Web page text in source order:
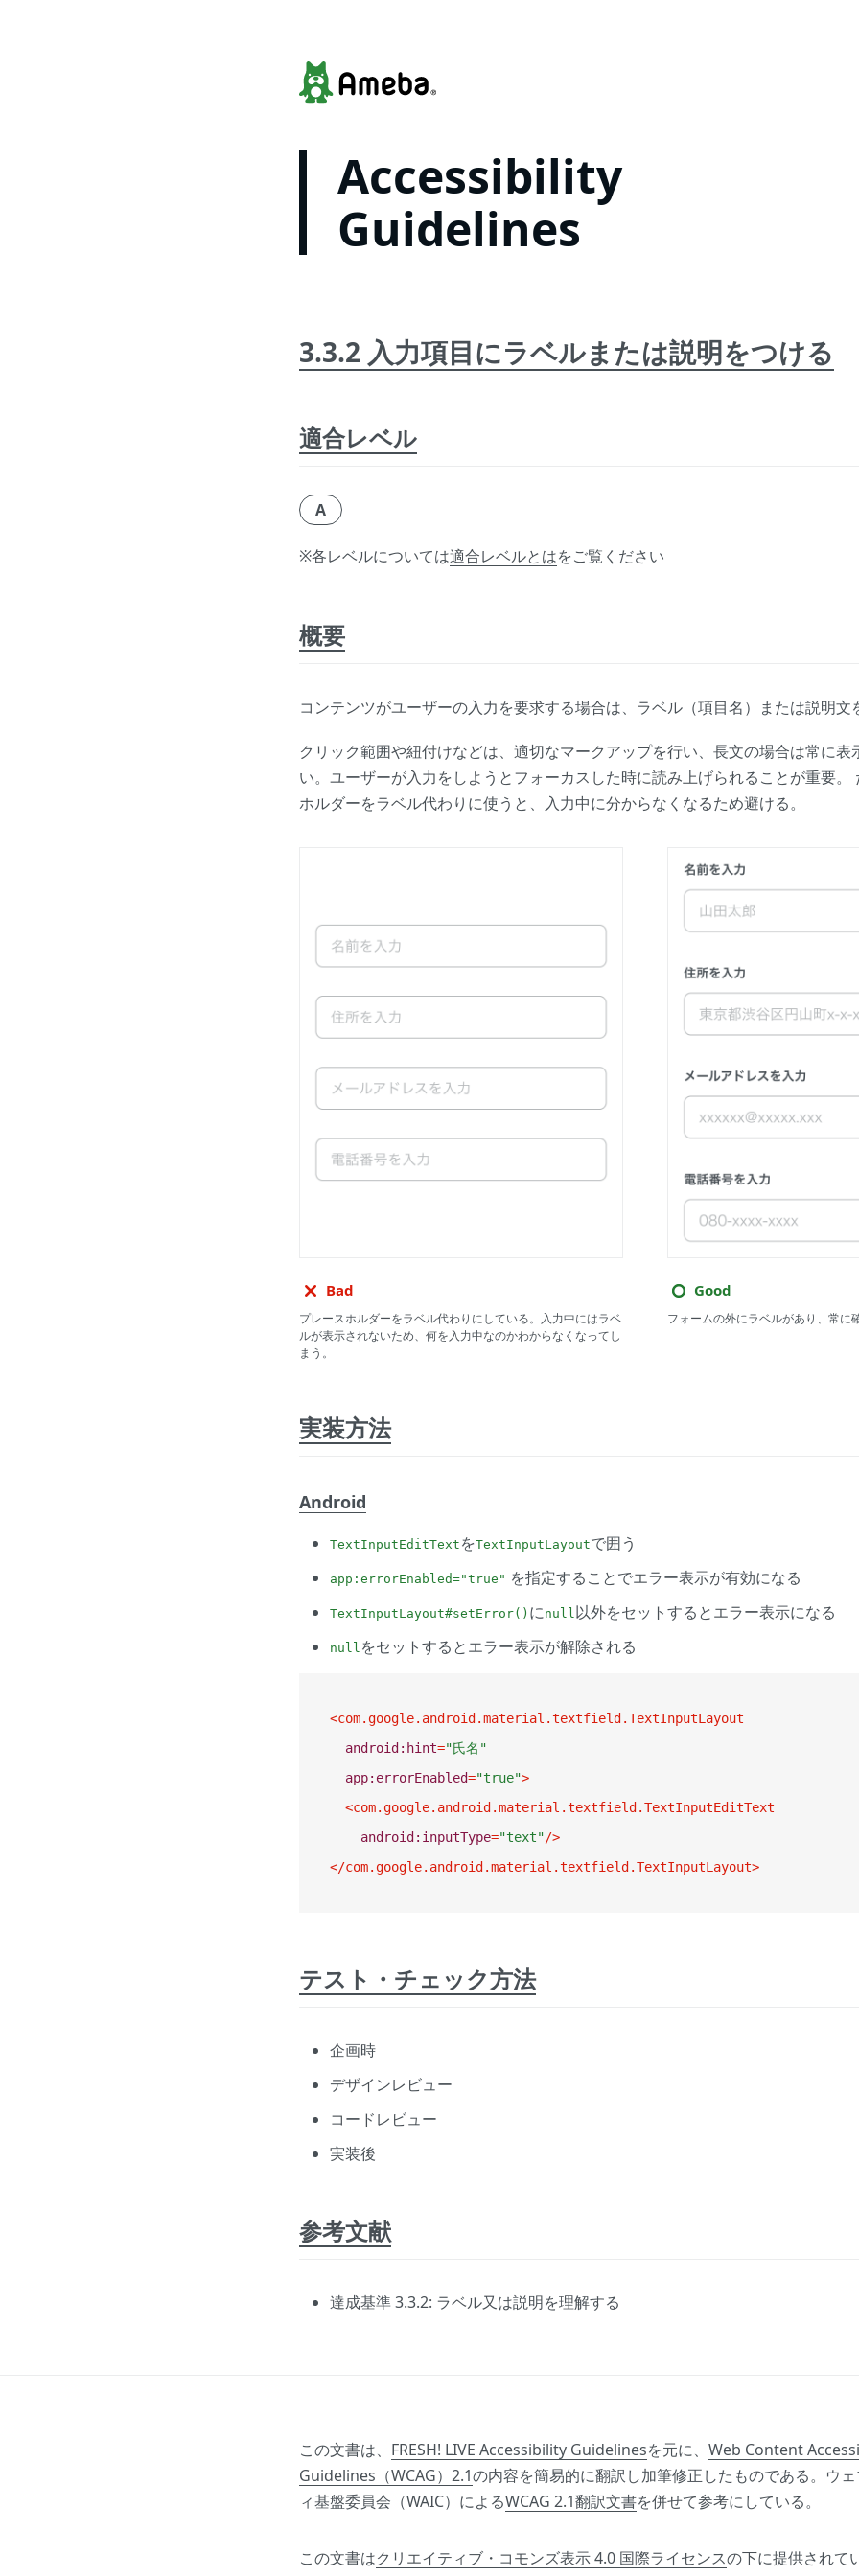
Accessibility
Guidelines
3.3.2 入力項目にラベルまたは説明をつける
適合レベル
A
※各レベルについては適合レベルとはをご覧ください
概要
コンテンツがユーザーの入力を要求する場合は、ラベル（項目名）または説明文
クリック範囲や紐付けなどは、適切なマークアップを行い、長文の場合は常に表
い。ユーザーが入力をしようとフォーカスした時に読み上げられることが重要。
ホルダーをラベル代わりに使うと、入力中に分からなくなるため避ける。
Bad
プレースホルダーをラベル代わりにしている。入力中にはラベ
ルが表示されないため、何を入力中なのかわからなくなってし
まう。
Good
フォームの外にラベルがあり、常に
実装方法
Android
TextInputEditText をTextInputLayoutで囲う
app:errorEnabled="true" を指定することでエラー表示が有効になる
TextInputLayout#setError() にnull 以外をセットするとエラー表示になる
null をセットするとエラー表示が解除される
<com.google.android.material.textfield.TextInputLayout
android:hint="氏名"
app:errorEnabled="true">
<com.google.android.material.textfield.TextInputEditText
android:inputType="text"/>
</com.google.android.material.textfield.TextInputLayout>
テスト・チェック方法
企画時
デザインレビュー
コードレビュー
実装後
参考文献
達成基準 3.3.2: ラベル又は説明を理解する
この文書は、 FRESH! LIVE Accessibility Guidelinesを元に、 Web Content
Guidelines（WCAG）2.1の内容を簡易的に翻訳し加筆修正したものである。ウ
ィ基盤委員会（WAIC）によるWCAG 2.1翻訳文書を併せて参考にしている。
この文書はクリエイティブ・コモンズ表示 4.0 国際ライセンスの下に提供されて